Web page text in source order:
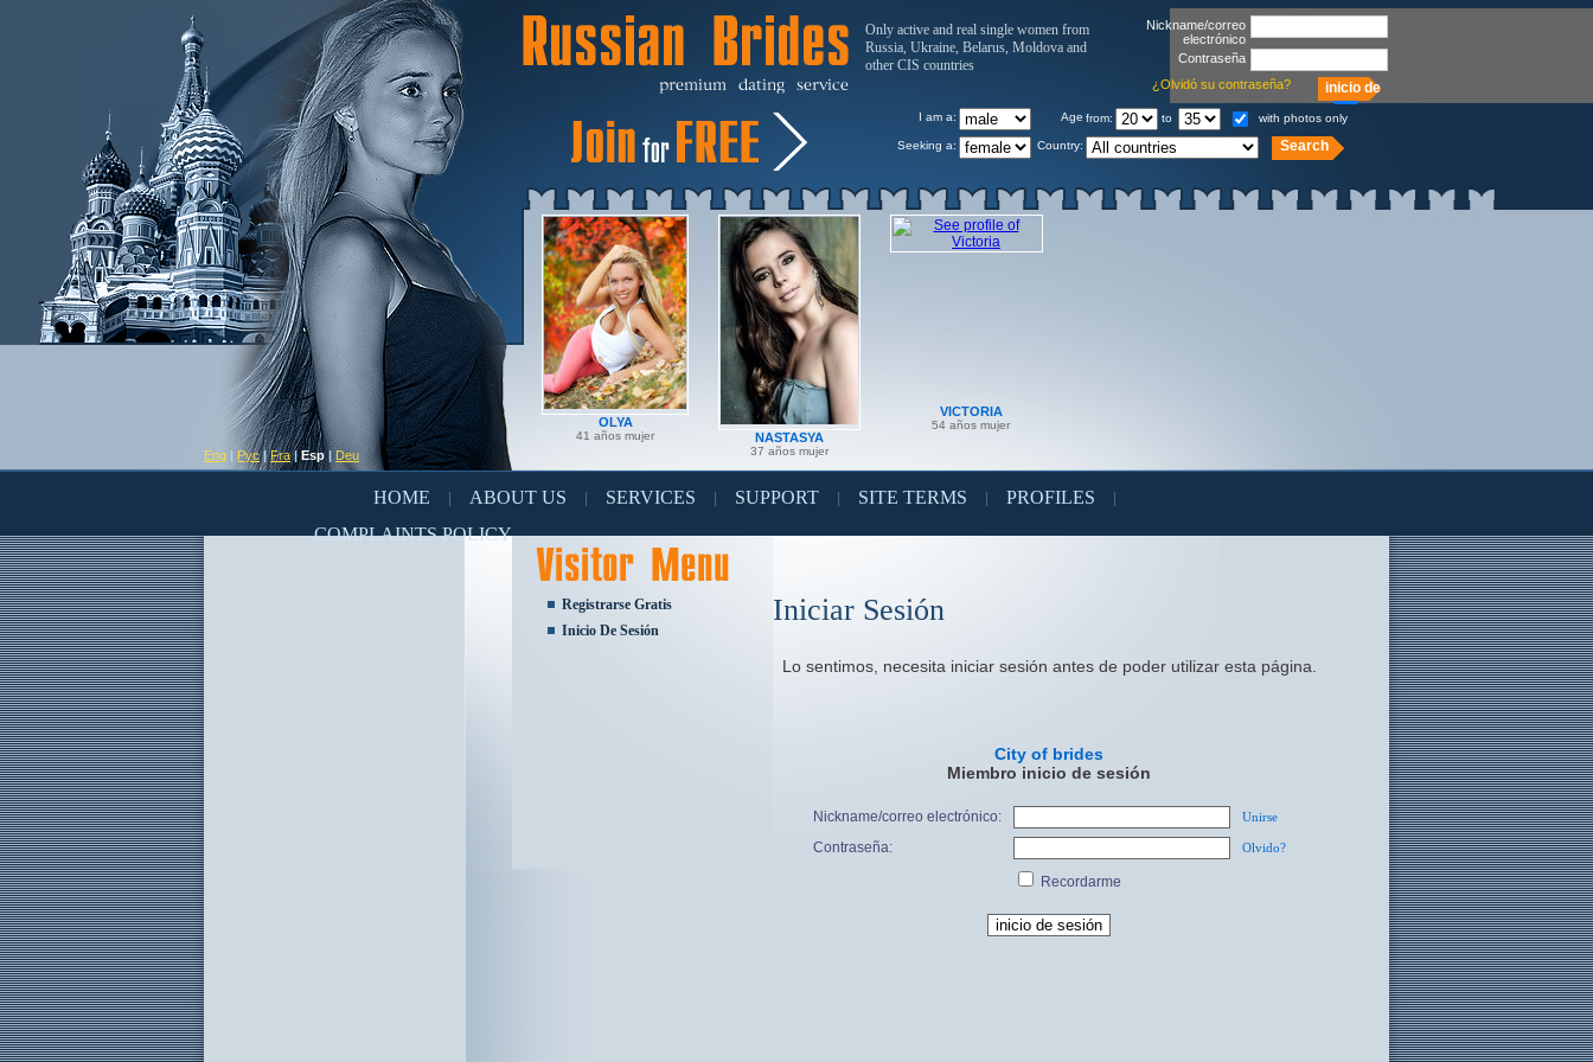
Only active and real single women from
Russia, Ukraine, Belarus, Moldova and
other CIS countries
Recordarme
¿Olvidó su contraseña?
Nickname/correo
electrónico
Contraseña
I am a: Age from: to with photos only
Seeking a: Country:
Eng | Рус|Fra|Esp | Deu
OLYA
41 años mujer NASTASYA
37 años mujer
VICTORIA
54 años mujer
HOME ABOUT US SERVICES SUPPORT SITE TERMS PROFILES
COMPLAINTS POLICY
Registrarse Gratis
Inicio De Sesión
Iniciar Sesión
Lo sentimos, necesita iniciar sesión antes de poder utilizar esta página.
City of brides
Miembro inicio de sesión
Nickname/correo electrónico: Unirse
Contraseña: Olvido?
Recordarme